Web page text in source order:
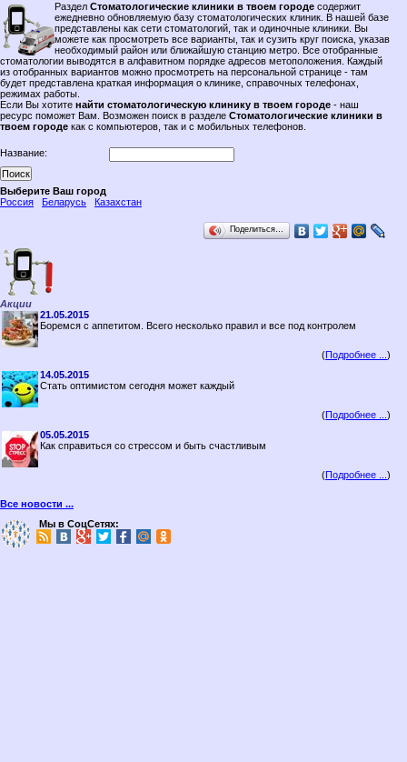
Раздел Стоматологические клиники в твоем городе содержит
ежедневно обновляемую базу стоматологических клиник. В нашей базе
представлены как сети стоматологий, так и одиночные клиники. Вы
можете как просмотреть все варианты, так и сузить круг поиска, указав
необходимый район или ближайшую станцию метро. Все отобранные
стоматологии выводятся в алфавитном порядке адресов метоположения. Каждый
из отобранных вариантов можно просмотреть на персональной странице - там
будет представлена краткая информация о клинике, справочных телефонах,
режимах работы.
Если Вы хотите найти стоматологическую клинику в твоем городе - наш
ресурс поможет Вам. Возможен поиск в разделе Стоматологические клиники в
твоем городе как с компьютеров, так и с мобильных телефонов.
Название:
Выберите Ваш город
Россия
Беларусь Казахстан
Поделиться…
Акции
21.05.2015
Боремся с аппетитом. Всего несколько правил и все под контролем
(Подробнее ...)
14.05.2015
Стать оптимистом сегодня может каждый
(Подробнее ...)
05.05.2015
Как справиться со стрессом и быть счастливым
(Подробнее ...)
Все новости ...
Мы в СоцСетях: